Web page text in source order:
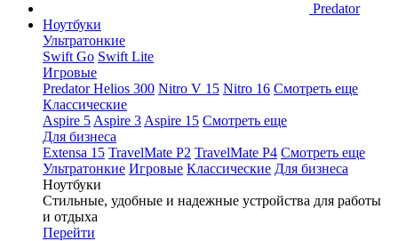
Predator
Ноутбуки
Ультратонкие
Swift Go Swift Lite
Игровые
Predator Helios 300 Nitro V 15 Nitro 16 Смотреть еще
Классические
Aspire 5 Aspire 3 Aspire 15 Смотреть еще
Для бизнеса
Extensa 15 TravelMate P2 TravelMate P4 Смотреть еще
Ультратонкие Игровые Классические Для бизнеса
Ноутбуки
Стильные, удобные и надежные устройства для работы
и отдыха
Перейти